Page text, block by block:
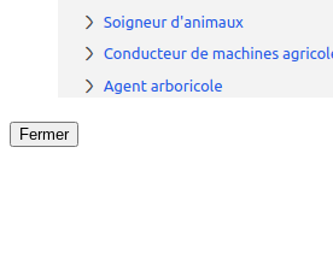
Fermer